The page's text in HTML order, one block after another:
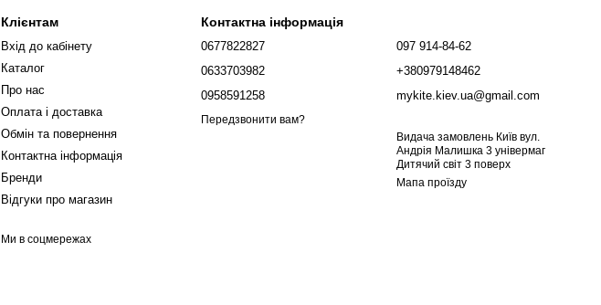
Клієнтам
Вхід до кабінету
Каталог
Про нас
Оплата і доставка
Обмін та повернення
Контактна інформація
Бренди
Відгуки про магазин
Ми в соцмережах
Контактна інформація
0677822827
0633703982
0958591258
Передзвонити вам?
097 914-84-62
+380979148462
mykite.kiev.ua@gmail.com
Видача замовлень Київ вул.
Андрія Малишка 3 універмаг
Дитячий світ 3 поверх
Мапа проїзду